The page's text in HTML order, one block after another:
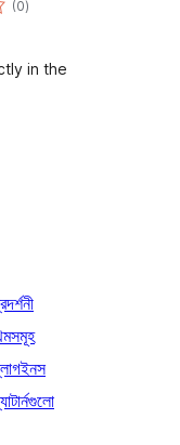
(0ratings
)
in the